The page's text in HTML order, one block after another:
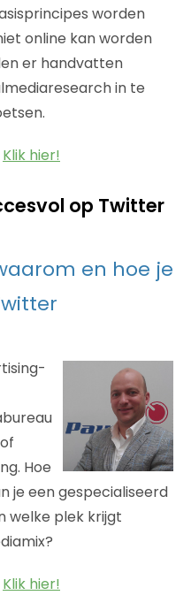
worden
online kan worden
er handvatten
in te
Klik hier!
op Twitter
en hoe je
Hoe
je een gespecialiseerd
welke plek krijgt
Klik hier!